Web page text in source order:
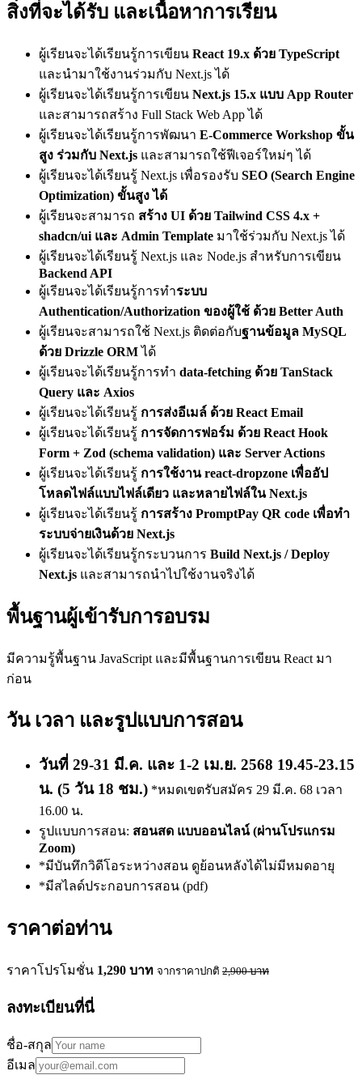
สิ่งที่จะได้รับ และเนื้อหาการเรียน
ผู้เรียนจะได้เรียนรู้การเขียน React 19.x ด้วย TypeScript
และนำมาใช้งานร่วมกับ Next.js ได้
ผู้เรียนจะได้เรียนรู้การเขียน Next.js 15.x แบบ App Router
และสามารถสร้าง Full Stack Web App ได้
ผู้เรียนจะได้เรียนรู้การพัฒนา E-Commerce Workshop ขั้น
สูง ร่วมกับ Next.js และสามารถใช้ฟีเจอร์ใหม่ๆ ได้
ผู้เรียนจะได้เรียนรู้ Next.js เพื่อรองรับ SEO (Search Engine
Optimization) ขั้นสูง ได้
ผู้เรียนจะสามารถ สร้าง UI ด้วย Tailwind CSS 4.x +
shadcn/ui และ Admin Template มาใช้ร่วมกับ Next.js ได้
ผู้เรียนจะได้เรียนรู้ Next.js และ Node.js สำหรับการเขียน
Backend API
ผู้เรียนจะได้เรียนรู้การทำระบบ
Authentication/Authorization ของผู้ใช้ ด้วย Better Auth
ผู้เรียนจะสามารถใช้ Next.js ติดต่อกับฐานข้อมูล MySQL
ด้วย Drizzle ORMได้
ผู้เรียนจะได้เรียนรู้การทำ data-fetching ด้วย TanStack
Query และ Axios
ผู้เรียนจะได้เรียนรู้ การส่งอีเมล์ ด้วย React Email
ผู้เรียนจะได้เรียนรู้ การจัดการฟอร์ม ด้วย React Hook
Form + Zod (schema validation) และ Server Actions
ผู้เรียนจะได้เรียนรู้ การใช้งาน react-dropzone เพื่ออัป
โหลดไฟล์แบบไฟล์เดียว และหลายไฟล์ใน Next.js
ผู้เรียนจะได้เรียนรู้ การสร้าง PromptPay QR code เพื่อทำ
ระบบจ่ายเงินด้วย Next.js
ผู้เรียนจะได้เรียนรู้กระบวนการ Build Next.js / Deploy
Next.js และสามารถนำไปใช้งานจริงได้
พื้นฐานผู้เข้ารับการอบรม
มีความรู้พื้นฐาน JavaScript และมีพื้นฐานการเขียน React มา
ก่อน
วัน เวลา และรูปแบบการสอน
วันที่ 29-31 มี.ค. และ 1-2 เม.ย. 2568 19.45-23.15
น. (5 วัน 18 ชม.) *หมดเขตรับสมัคร 29 มี.ค. 68 เวลา
16.00 น.
รูปแบบการสอน: สอนสด แบบออนไลน์ (ผ่านโปรแกรม
Zoom)
*มีบันทึกวิดีโอระหว่างสอน ดูย้อนหลังได้ไม่มีหมดอายุ
*มีสไลด์ประกอบการสอน (pdf)
ราคาต่อท่าน
ราคาโปรโมชั่น 1,290 บาท จากราคาปกติ 2,900บาท
ลงทะเบียนที่นี่
ชื่อ-สกุล
อีเมล